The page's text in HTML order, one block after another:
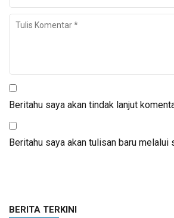
Beritahu saya akan tindak lanjut
Beritahu saya akan tulisan baru melalui
BERITA TERKINI